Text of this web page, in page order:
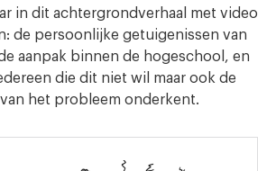
in dit achtergrondverhaal met video
de persoonlijke getuigenissen van
aanpak binnen de hogeschool, en
die dit niet wil maar ook de
het probleem onderkent.